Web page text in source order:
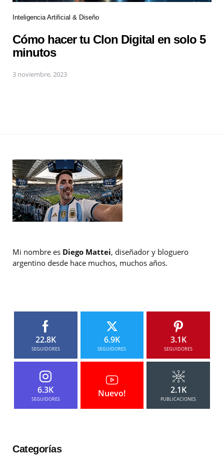
Inteligencia Artificial & Diseño
Cómo hacer tu Clon Digital en solo 5
minutos
3 noviembre, 2023
Mi nombre es Diego Mattei, diseñador y bloguero
argentino desde hace muchos, muchos años.
22.8K
SEGUIDORES
6.9K
SEGUIDORES
3.1K
SEGUIDORES
6.3K
SEGUIDORES
Nuevo! 2.1K
PUBLICACIONES
Categorías